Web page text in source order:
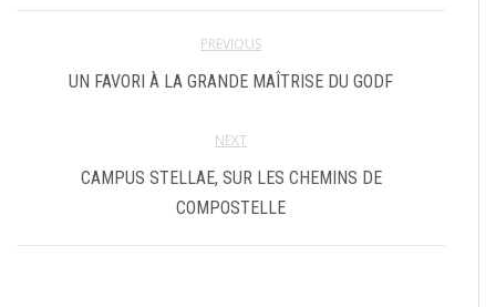
PREVIOUS
UN FAVORI À LA GRANDE MAÎTRISE DU GODF
NEXT
CAMPUS STELLAE, SUR LES CHEMINS DE
COMPOSTELLE